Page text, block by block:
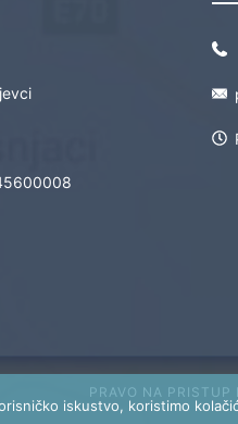
PRAVO NA PRISTUP
iskustvo, koristimo